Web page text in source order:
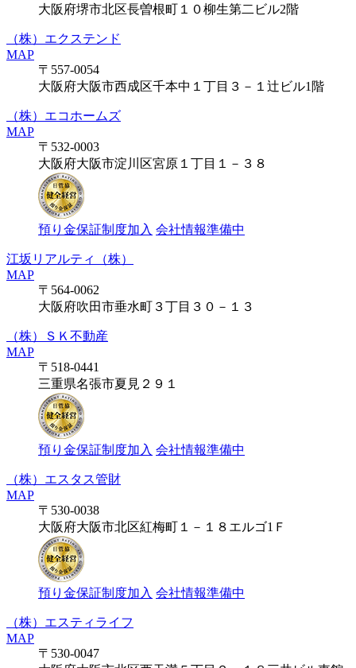
大阪府堺市北区長曽根町１０柳生第二ビル2階
（株）エクステンド
MAP
〒557-0054
大阪府大阪市西成区千本中１丁目３－１辻ビル1階
（株）エコホームズ
MAP
〒532-0003
大阪府大阪市淀川区宮原１丁目１－３８
預り金保証制度加入 会社情報準備中
江坂リアルティ（株）
MAP
〒564-0062
大阪府吹田市垂水町３丁目３０－１３
（株）ＳＫ不動産
MAP
〒518-0441
三重県名張市夏見２９１
預り金保証制度加入 会社情報準備中
（株）エスタス管財
MAP
〒530-0038
大阪府大阪市北区紅梅町１－１８エルゴ1Ｆ
預り金保証制度加入 会社情報準備中
（株）エスティライフ
MAP
〒530-0047